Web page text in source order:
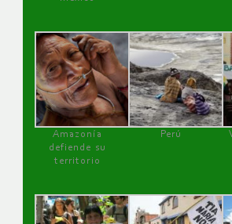
Amazonía
defiende su
territorio
Perú